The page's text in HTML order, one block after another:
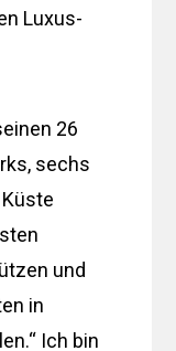
Luxus-
26
sechs
und
in
Ich bin